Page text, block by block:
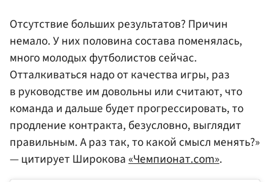
Отсутствие больших результатов? Причин
немало. У них половина состава поменялась,
много молодых футболистов сейчас.
Отталкиваться надо от качества игры, раз
в руководстве им довольны или считают, что
команда и дальше будет прогрессировать, то
продление контракта, безусловно, выглядит
правильным. А раз так, то какой смысл менять?»
— цитирует Широкова«Чемпионат.com».